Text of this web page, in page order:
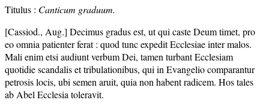
Titulus : Canticum graduum.
[Cassiod., Aug.] Decimus gradus est, ut qui caste Deum timet, pro
eo omnia patienter ferat : quod tunc expedit Ecclesiae inter malos.
Mali enim etsi audiunt verbum Dei, tamen turbant Ecclesiam
quotidie scandalis et tribulationibus, qui in Evangelio comparantur
petrosis locis, ubi semen aruit, quia non habent radicem. Hos tales
ab Abel Ecclesia toleravit.